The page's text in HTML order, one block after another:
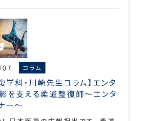
コラム
学科・川崎先生コラム】エンタ
を支える柔道整復師～エンタ
ー～